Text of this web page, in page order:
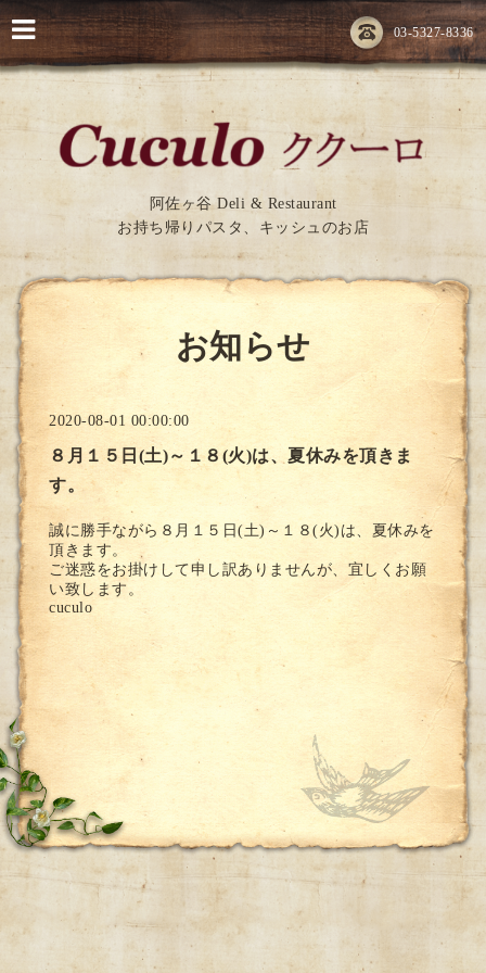
03-5327-8336
阿佐ヶ谷 Deli & Restaurant
お持ち帰りパスタ、キッシュのお店
お知らせ
2020-08-01 00:00:00
８月１５日(土)～１８(火)は、夏休みを頂きま
す。
誠に勝手ながら８月１５日(土)～１８(火)は、夏休みを
頂きます。
ご迷惑をお掛けして申し訳ありませんが、宜しくお願
い致します。
cuculo